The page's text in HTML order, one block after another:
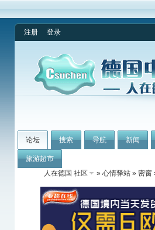
注册 登录
论坛 搜索 导航 新闻
旅游超市
人在德国 社区
» 心情驿站 » 密窗